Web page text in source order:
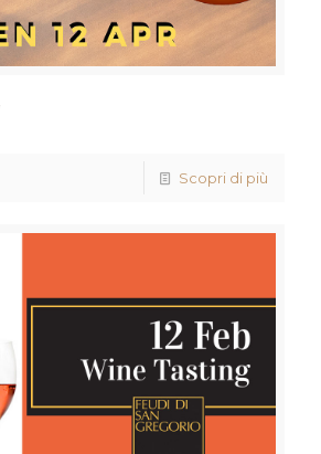
Scopri di più